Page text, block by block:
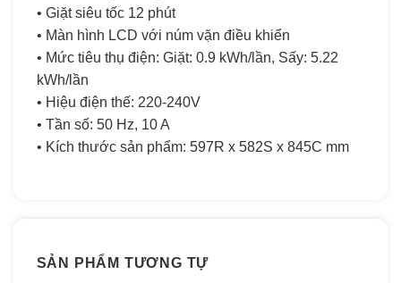
• Giặt siêu tốc 12 phút
• Màn hình LCD với núm vặn điều khiển
• Mức tiêu thụ điện: Giặt: 0.9 kWh/lần, Sấy: 5.22
kWh/lần
• Hiệu điện thế: 220-240V
• Tần số: 50 Hz, 10 A
• Kích thước sản phẩm: 597R x 582S x 845C mm
SẢN PHẨM TƯƠNG TỰ